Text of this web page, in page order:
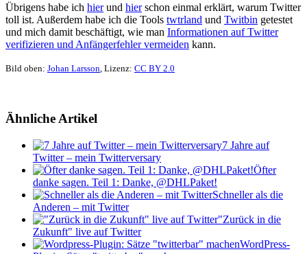
Übrigens habe ich hierund hierschon einmal erklärt, warum Twitter
toll ist. Außerdem habe ich die Tools twtrland und Twitbin getestet
und mich damit beschäftigt, wie man Informationen auf Twitter
verifizieren und Anfängerfehler vermeiden kann.
Bild oben: Johan Larsson , Lizenz: CC BY 2.0
Ähnliche Artikel
7 Jahre auf
Twitter – mein Twitterversary
Öfter
danke sagen. Teil 1: Danke, @DHLPaket!
Schneller als die
Anderen – mit Twitter
"Zurück in die
Zukunft" live auf Twitter
WordPress-